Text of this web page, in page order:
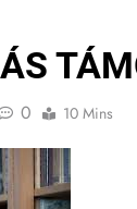
0 10 Mins